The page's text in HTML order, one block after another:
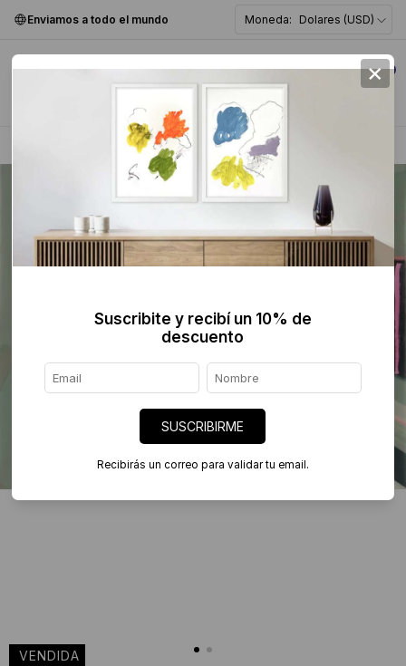
Enviamos a todo el mundo Moneda: Dolares (USD)
0
Abstracta >
×
Suscribite y recibí un 10% de
descuento
SUSCRIBIRME
Recibirás un correo para validar tu email.